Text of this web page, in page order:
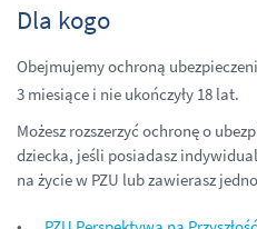
Dla kogo
Obejmujemy ochroną
3 miesiące i nie ukończyły 18 lat.
Możesz rozszerzyć ochronę o
dziecka, jeśli posiadasz
na życie w PZU lub zawierasz